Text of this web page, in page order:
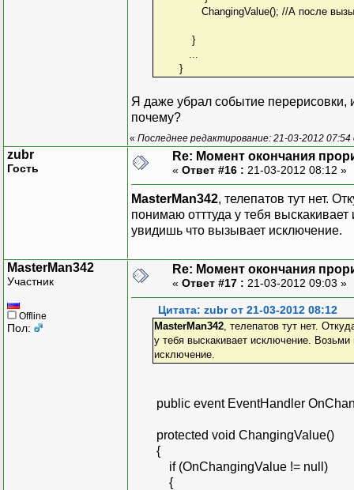
ChangingValue(); //А после
}
}
Я даже убрал событие перерисовки,
почему?
« Последнее редактирование: 21-03-2012
zubr
Гость
Re: Момент окончания
« Ответ #16 : 21-03-2012 08:12 »
MasterMan342, телепатов тут нет.
понимаю отттуда у тебя
увидишь что вызывает исключение.
MasterMan342
Участник
Offline
Пол:
Re: Момент окончания
« Ответ #17 : 21-03-2012 09:03 »
Цитата: zubr от 21-03-2012 08:12
MasterMan342, телепатов тут нет.
у тебя выскакивает исключение.
исключение.
public event EventHandler
protected void ChangingValue()
{
if (OnChangingValue != null)
{